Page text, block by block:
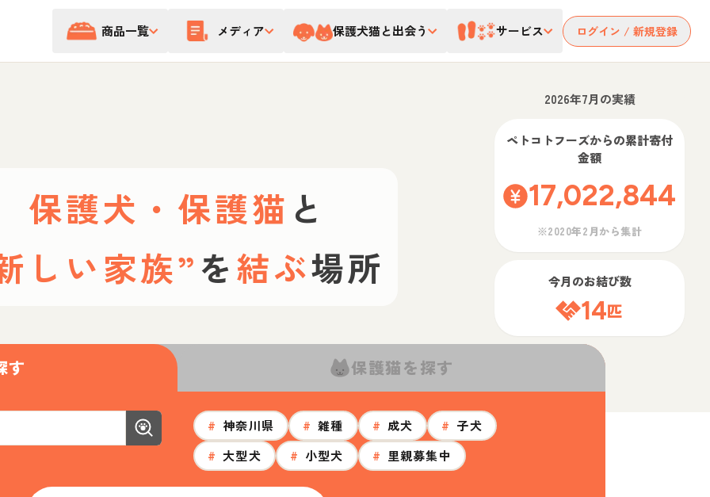
商品一覧 メディア 保護犬猫と出会う サービス ログイン / 新規登録
保護犬・保護猫 と
しい家族”を結ぶ場所
2026年7月の実績
ペトコトフーズからの累計寄付
金額
17,022,844
※2020年2月から集計
今月のお結び数
14匹
す 保護猫を探す
# 神奈川県 # 雑種 # 成犬 # 子犬
# 大型犬 # 小型犬 # 里親募集中